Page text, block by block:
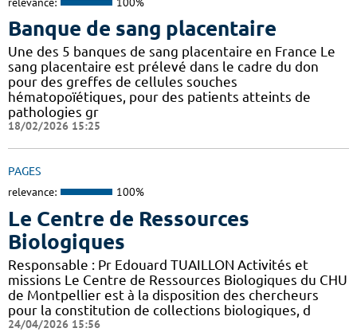
Banque de sang placentaire
Une des 5 banques de sang placentaire en France Le
sang placentaire est prélevé dans le cadre du don
pour des greffes de cellules souches
hématopoïétiques, pour des patients atteints de
pathologies gr
18/02/2026 15:25
PAGES
relevance: 100%
Le Centre de Ressources
Biologiques
Responsable : Pr Edouard TUAILLON Activités et
missions Le Centre de Ressources Biologiques du CHU
de Montpellier est à la disposition des chercheurs
pour la constitution de collections biologiques, d
24/04/2026 15:56